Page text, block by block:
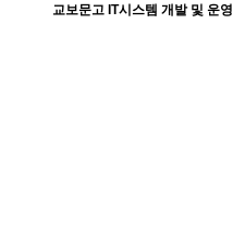
교보문고 IT시스템 개발 및 운영